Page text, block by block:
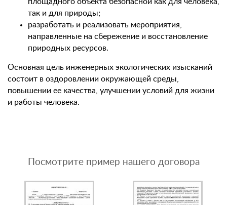
так и для природы;
разработать и реализовать мероприятия,
направленные на сбережение и восстановление
природных ресурсов.
Основная цель инженерных экологических изысканий
состоит в оздоровлении окружающей среды,
повышении ее качества, улучшении условий для жизни
и работы человека.
Посмотрите пример нашего договора